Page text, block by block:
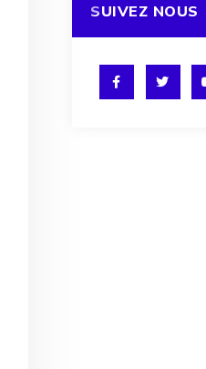
SUIVEZ NOUS